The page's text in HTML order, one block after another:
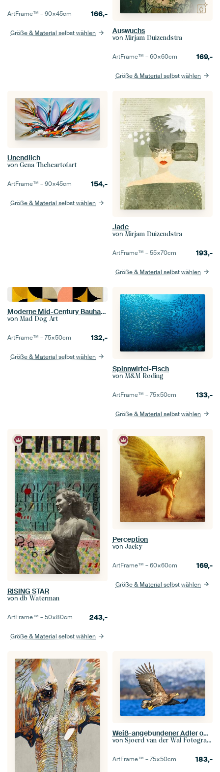
ArtFrame™ –90×45cm 166,-
Größe & Material selbst wählen Auswuchs
von Mirjam Duizendstra
ArtFrame™ –60×60cm 169,-
Größe & Material selbst wählen
Unendlich
von Gena Theheartofart
ArtFrame™ –90×45cm 154,-
Größe & Material selbst wählen
Jade
von Mirjam Duizendstra
ArtFrame™ –55×70cm 193,-
Größe & Material selbst wählen
Moderne Mid-Century Bauhaus Formen Abstraktion Gelb Salbeigrün Ocker
von Mad Dog Art
ArtFrame™ –75×50cm 132,-
Größe & Material selbst wählen
Spinnwirtel-Fisch
von M&M Roding
ArtFrame™ –75×50cm 133,-
Größe & Material selbst wählen
RISING STAR
von db Waterman
ArtFrame™ –50×80cm 243,-
Größe & Material selbst wählen
Perception
von Jacky
ArtFrame™ –60×60cm 169,-
Größe & Material selbst wählen
Weiß-angebundener Adler oder Seeadler (Haliaeetus albicilla) jagend im Himmel
von Sjoerd van der Wal Fotografie
ArtFrame™ –75×50cm 183,-